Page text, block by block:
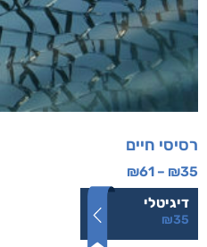
רסיסי חיים
₪35
–
₪61
דיגיטלי
₪35